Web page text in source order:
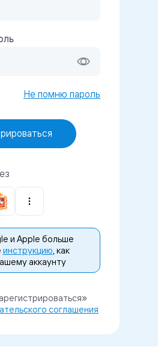
Не помню пароль
и Apple больше
инструкцию, как
аккаунту
соглашения